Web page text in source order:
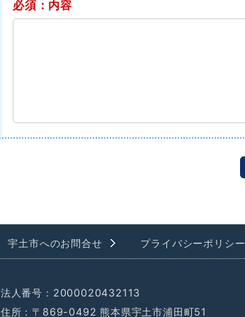
必須：内容
宇土市へのお問合せ プライバシーポリシー
法人番号：2000020432113
住所：〒869-0492 熊本県宇土市浦田町51